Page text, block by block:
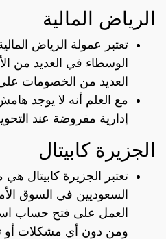
الرياض المالية
تعتبر عمولة الرياض
الوسطاء في العديد من
العديد من الخصومات على
مع العلم أنه لا يوجد
إدارية مفروضة عند
الجزيرة كابيتال
تعتبر الجزيرة كابيتال
السعوديين في السوق
العمل على فتح حساب
ومن دون أي مشكلات أو